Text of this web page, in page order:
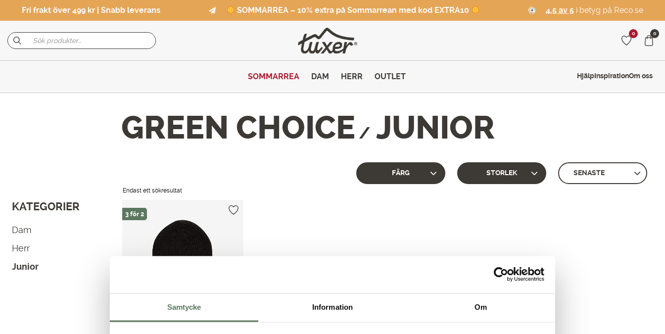
Samtycke Information Om
Fri frakt över 499 kr | Snabb leverans SOMMARREA – 10% extra på Sommarrean med kod EXTRA10 4,5 av 5 i betyg på Reco.se
SOMMARREA DAM HERR OUTLET HjälpInspirationOm oss
0 0
GREEN CHOICE / JUNIOR
Endast ett sökresultat
FÄRG STORLEK
KATEGORIER
Dam
Herr
Junior
3 för 2